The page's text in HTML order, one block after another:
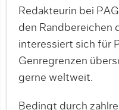
Redakteurin bei
den Randbereichen
interessiert sich für
Genregrenzen
gerne weltweit.
Bedingt durch